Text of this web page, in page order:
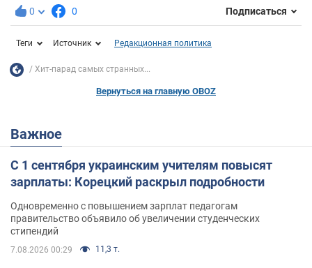
0 0 Подписаться
Теги Источник Редакционная политика
Хит-парад самых странных...
Вернуться на главную OBOZ
Важное
С 1 сентября украинским учителям повысят
зарплаты: Корецкий раскрыл подробности
Одновременно с повышением зарплат педагогам
правительство объявило об увеличении студенческих
стипендий
7.08.2026 00:29 11,3 т.